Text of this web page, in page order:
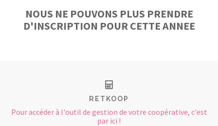
NOUS NE POUVONS PLUS PRENDRE
D'INSCRIPTION POUR CETTE ANNEE
RETKOOP
Pour accéder à l'outil de gestion de votre coopérative, c'est
par ici !